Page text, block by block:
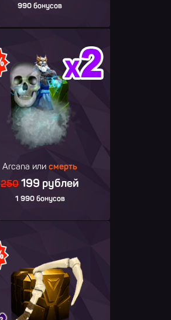
990 бонусов
Arcana или смерть
250 199 рублей
1 990 бонусов